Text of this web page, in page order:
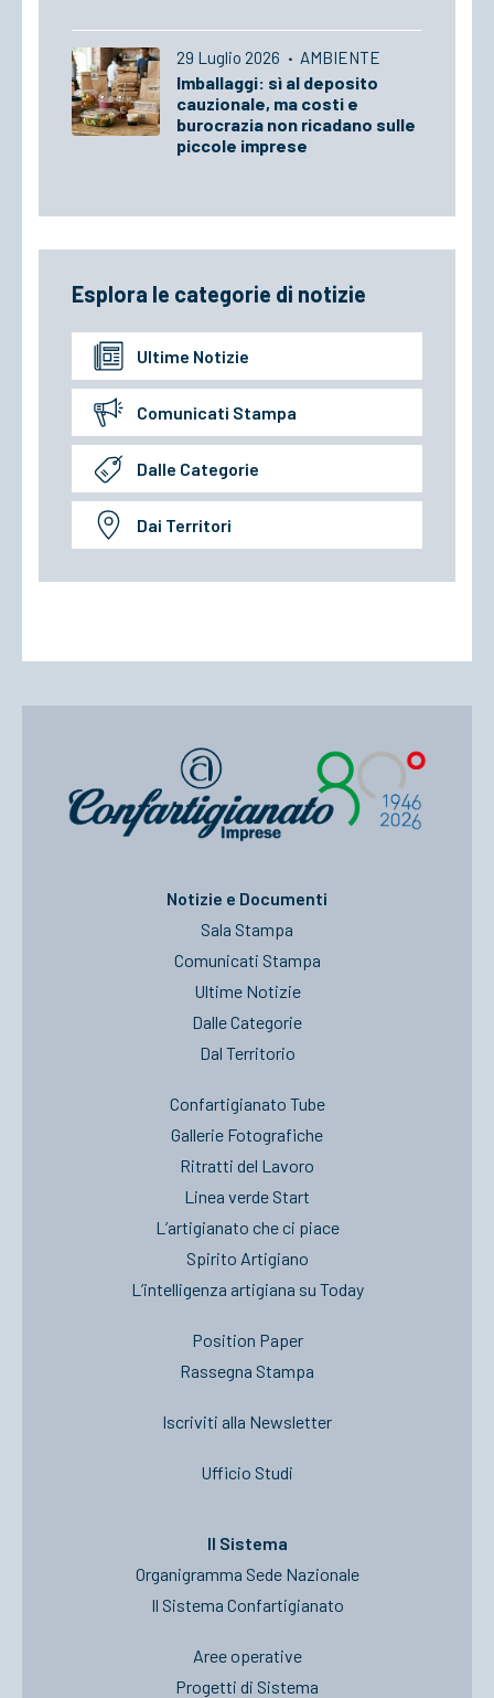
29 Luglio 2026 · AMBIENTE
Imballaggi: sì al deposito
cauzionale, ma costi e
burocrazia non ricadano sulle
piccole imprese
Esplora le categorie di notizie
Ultime Notizie
Comunicati Stampa
Dalle Categorie
Dai Territori
Notizie e Documenti
Sala Stampa
Comunicati Stampa
Ultime Notizie
Dalle Categorie
Dal Territorio
Confartigianato Tube
Gallerie Fotografiche
Ritratti del Lavoro
Linea verde Start
L’artigianato che ci piace
Spirito Artigiano
L’intelligenza artigiana su Today
Position Paper
Rassegna Stampa
Iscriviti alla Newsletter
Ufficio Studi
Il Sistema
Organigramma Sede Nazionale
Il Sistema Confartigianato
Aree operative
Progetti di Sistema